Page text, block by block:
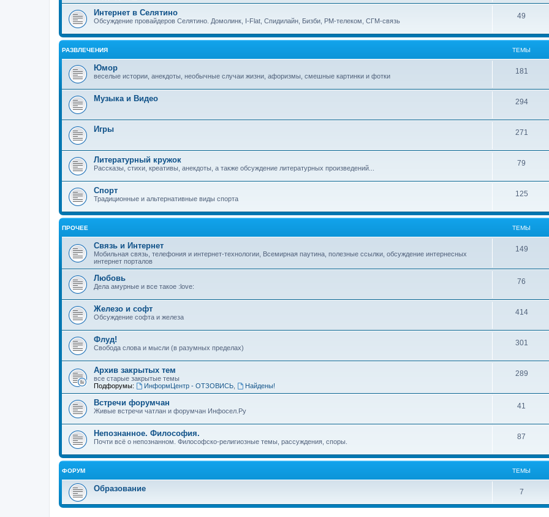
Интернет в Селятино
Обсуждение провайдеров Селятино. Домолинк, I-Flat, Спидилайн, Бизби, РМ-телеком, СГМ-связь
49
РАЗВЛЕЧЕНИЯ ТЕМЫ
Юмор
веселые истории, анекдоты, необычные случаи жизни, афоризмы, смешные картинки и фотки
181
Музыка и Видео 294
Игры 271
Литературный кружок
Рассказы, стихи, креативы, анекдоты, а также обсуждение литературных произведений...
79
Спорт
Традиционные и альтернативные виды спорта
125
ПРОЧЕЕ ТЕМЫ
Связь и Интернет
Мобильная связь, телефония и интернет-технологии, Всемирная паутина, полезные ссылки, обсуждение интернесных
интернет порталов
149
Любовь
Дела амурные и все такое :love:
76
Железо и софт
Обсуждение софта и железа
414
Флуд!
Свобода слова и мысли (в разумных пределах)
301
Архив закрытых тем
все старые закрытые темы
Подфорумы:
ИнформЦентр - ОТЗОВИСЬ, Найдены!
289
Встречи форумчан
Живые встречи чатлан и форумчан Инфосел.Ру
41
Непознанное. Философия.
Почти всё о непознанном. Философско-религиозные темы, рассуждения, споры.
87
ФОРУМ ТЕМЫ
Образование 7